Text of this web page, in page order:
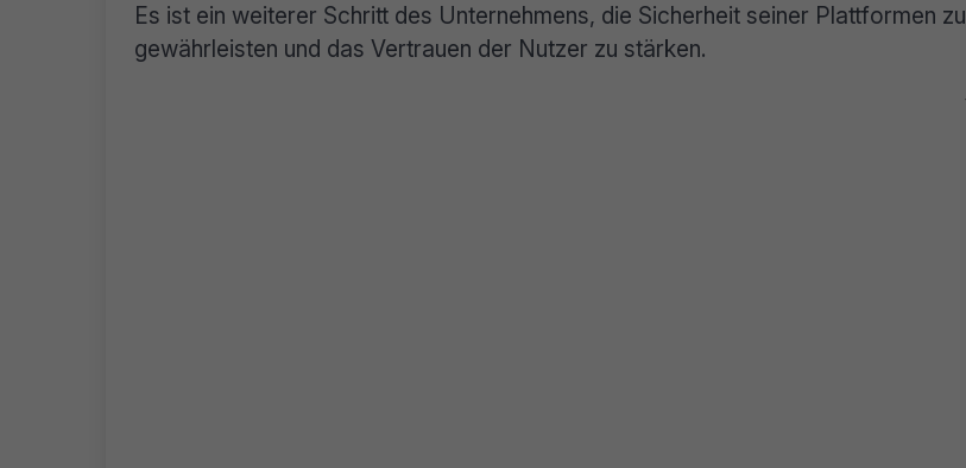
Es ist ein weiterer Schritt des Unternehmens, die Sicherheit seiner Plattformen zu
gewährleisten und das Vertrauen der Nutzer zu stärken.